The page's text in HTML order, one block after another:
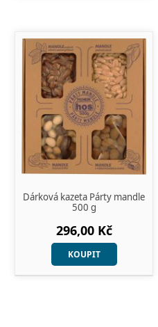
Dárková kazeta Párty mandle
500 g
296,00 Kč
KOUPIT